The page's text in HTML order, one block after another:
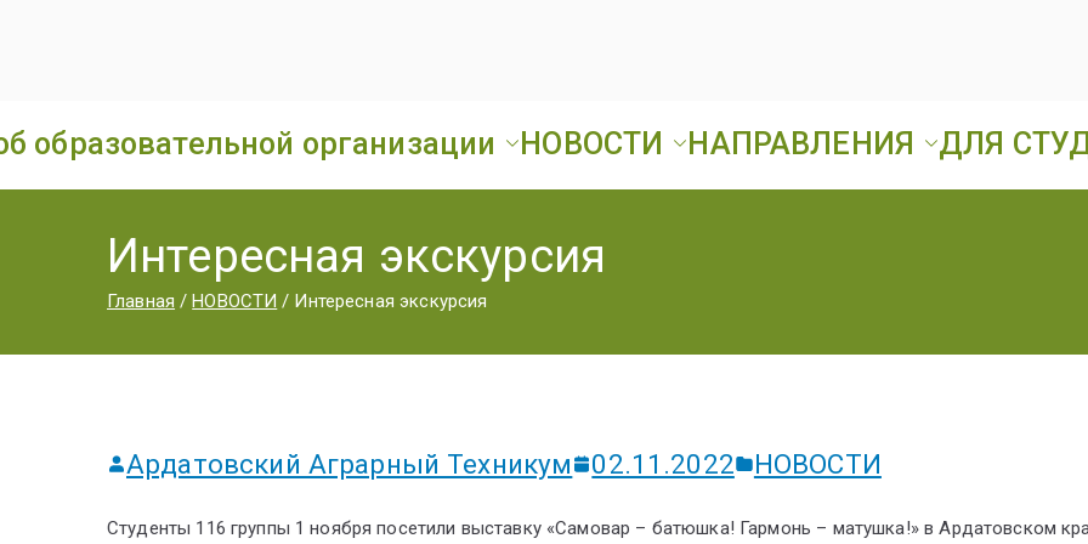
ГБПОУ
образовательной организации НОВОСТИ НАПРАВЛЕНИЯ ДЛЯ
Интересная экскурсия
Главная НОВОСТИ Интересная экскурсия
Ардатовский Аграрный Техникум 02.11.2022 НОВОСТИ
Студенты 116 группы 1 ноября посетили выставку «Самовар – батюшка! Гармонь – матушка!» в Ардатовском